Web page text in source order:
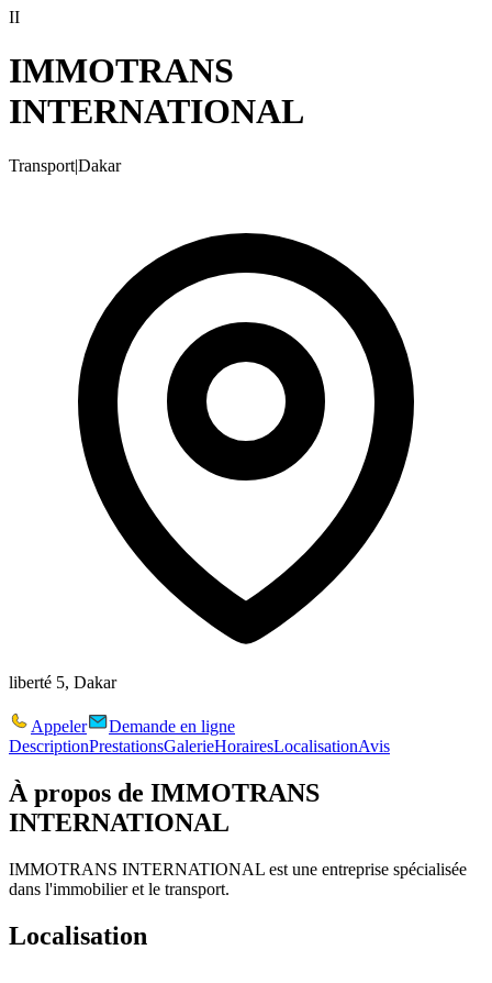
II
IMMOTRANS
INTERNATIONAL
Transport|Dakar
liberté 5, Dakar
Appeler
Demande en ligne
DescriptionPrestationsGalerieHorairesLocalisationAvis
À propos de IMMOTRANS
INTERNATIONAL
IMMOTRANS INTERNATIONAL est une entreprise spécialisée
dans l'immobilier et le transport.
Localisation